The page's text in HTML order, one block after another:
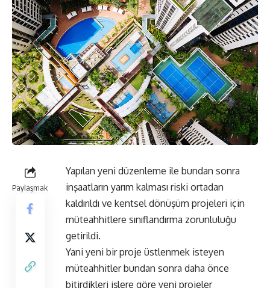
Paylaşmak
Yapılan yeni düzenleme ile bundan sonra
inşaatların yarım kalması riski ortadan
kaldırıldı ve kentsel dönüşüm projeleri için
müteahhitlere sınıflandırma zorunluluğu
getirildi.
Yani yeni bir proje üstlenmek isteyen
müteahhitler bundan sonra daha önce
bitirdikleri işlere göre yeni projeler